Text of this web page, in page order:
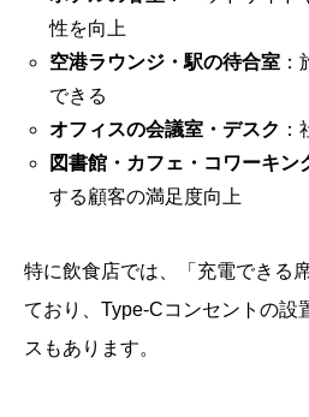
性を向上
空港ラウンジ・駅の待合室：
できる
オフィスの会議室・デスク
図書館・カフェ・コワーキン
する顧客の満足度向上
特に飲食店では、「充電できる
ており、Type-Cコンセントの設
スもあります。